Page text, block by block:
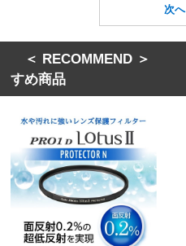
＜ RECOMMEND
すめ商品